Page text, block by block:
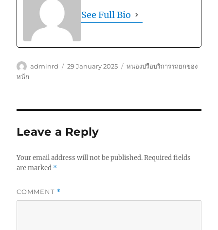
See Full Bio
Author
adminrd
Posted
29 January 2025 Tags
หนองปรือบริการรถยกของ
หนัก
Leave a Reply
Your email address will not be published. Required fields
are marked *
COMMENT *